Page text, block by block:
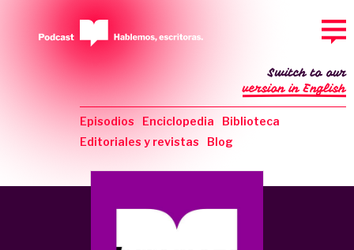
Episodios Enciclopedia
Biblioteca
Editoriales y revistas
Blog
Switch to our
version in English